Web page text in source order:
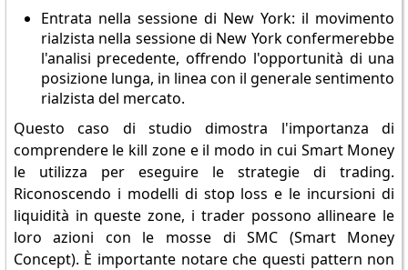
Entrata nella sessione di New York: il movimento
rialzista nella sessione di New York confermerebbe
l'analisi precedente, offrendo l'opportunità di una
posizione lunga, in linea con il generale sentimento
rialzista del mercato.
Questo caso di studio dimostra l'importanza di
comprendere le kill zone e il modo in cui Smart Money
le utilizza per eseguire le strategie di trading.
Riconoscendo i modelli di stop loss e le incursioni di
liquidità in queste zone, i trader possono allineare le
loro azioni con le mosse di SMC (Smart Money
Concept). È importante notare che questi pattern non